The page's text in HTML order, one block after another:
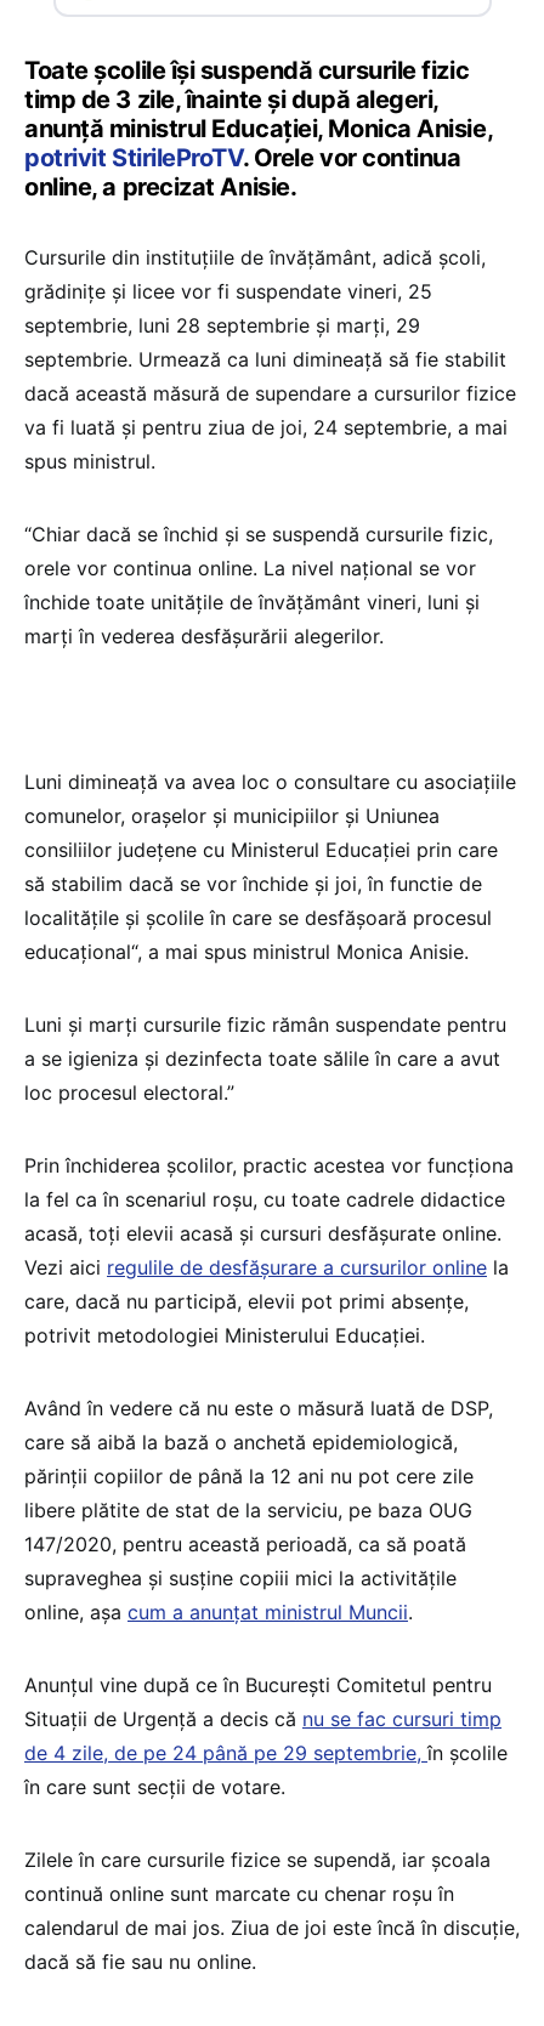
Toate școlile își suspendă cursurile fizic
timp de 3 zile, înainte și după alegeri,
anunță ministrul Educației, Monica Anisie,
potrivit StirileProTV. Orele vor continua
online, a precizat Anisie.
Cursurile din instituțiile de învățământ, adică școli,
grădinițe și licee vor fi suspendate vineri, 25
septembrie, luni 28 septembrie și marți, 29
septembrie. Urmează ca luni dimineață să fie stabilit
dacă această măsură de supendare a cursurilor fizice
va fi luată și pentru ziua de joi, 24 septembrie, a mai
spus ministrul.
“Chiar dacă se închid și se suspendă cursurile fizic,
orele vor continua online. La nivel național se vor
închide toate unitățile de învățământ vineri, luni și
marți în vederea desfășurării alegerilor.
Luni dimineață va avea loc o consultare cu asociațiile
comunelor, orașelor și municipiilor și Uniunea
consiliilor județene cu Ministerul Educației prin care
să stabilim dacă se vor închide și joi, în functie de
localitățile și școlile în care se desfășoară procesul
educațional“, a mai spus ministrul Monica Anisie.
Luni și marți cursurile fizic rămân suspendate pentru
a se igieniza și dezinfecta toate sălile în care a avut
loc procesul electoral.”
Prin închiderea școlilor, practic acestea vor funcționa
la fel ca în scenariul roșu, cu toate cadrele didactice
acasă, toți elevii acasă și cursuri desfășurate online.
Vezi aici regulile de desfășurare a cursurilor online la
care, dacă nu participă, elevii pot primi absențe,
potrivit metodologiei Ministerului Educației.
Având în vedere că nu este o măsură luată de DSP,
care să aibă la bază o anchetă epidemiologică,
părinții copiilor de până la 12 ani nu pot cere zile
libere plătite de stat de la serviciu, pe baza OUG
147/2020, pentru această perioadă, ca să poată
supraveghea și susține copiii mici la activitățile
online, așa cum a anunțat ministrul Muncii.
Anunțul vine după ce în București Comitetul pentru
Situații de Urgență a decis că nu se fac cursuri timp
de 4 zile, de pe 24 până pe 29 septembrie,în școlile
în care sunt secții de votare.
Zilele în care cursurile fizice se supendă, iar școala
continuă online sunt marcate cu chenar roșu în
calendarul de mai jos. Ziua de joi este încă în discuție,
dacă să fie sau nu online.